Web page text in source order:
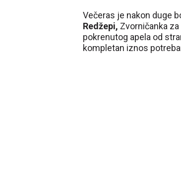
Večeras je nakon duge
Redžepi, Zvorničanka
pokrenutog apela od
kompletan iznos